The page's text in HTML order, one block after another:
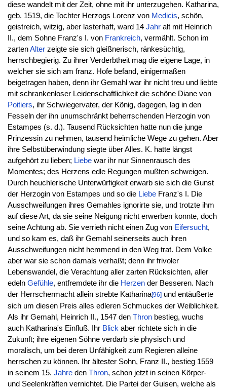
diese wandelt mit der Zeit, ohne mit ihr unterzugehen. Katharina,
geb. 1519, die Tochter Herzogs Lorenz von Medicis, schön,
geistreich, witzig, aber lasterhaft, ward 14 Jahralt mit Heinrich
II., dem Sohne Franz's I. von Frankreich, vermählt. Schon im
zartenAlterzeigte sie sich gleißnerisch, ränkesüchtig,
herrschbegierig. Zu ihrer Verderbtheit mag die eigene Lage, in
welcher sie sich am franz. Hofe befand, einigermaßen
beigetragen haben, denn ihr Gemahl war ihr nicht treu und liebte
mit schrankenloser Leidenschaftlichkeit die schöne Diane von
Poitiers, ihr Schwiegervater, der König, dagegen, lag in den
Fesseln der ihn unumschränkt beherrschenden Herzogin von
Estampes (s. d.). Tausend Rücksichten hatte nun die junge
Prinzessin zu nehmen, tausend heimliche Wege zu gehen. Aber
ihre Selbstüberwindung siegte über Alles. K. hatte längst
aufgehört zu lieben; Liebewar ihr nur Sinnenrausch des
Momentes; des Herzens edle Regungen mußten schweigen.
Durch heuchlerische Unterwürfigkeit erwarb sie sich die Gunst
der Herzogin von Estampes und so die LiebeFranz's I. Die
Ausschweifungen ihres Gemahles ignorirte sie, und trotzte ihm
auf diese Art, da sie seine Neigung nicht erwerben konnte, doch
seine Achtung ab. Sie verrieth nicht einen Zug von Eifersucht,
und so kam es, daß ihr Gemahl seinerseits auch ihren
Ausschweifungen nicht hemmend in den Weg trat. Dem Volke
aber war sie schon damals verhaßt; denn ihr frivoler
Lebenswandel, die Verachtung aller zarten Rücksichten, aller
edeln Gefühle, entfremdete ihr die Herzender Besseren. Nach
der Herrschermacht allein strebte Katharina[96]und entäußerte
sich um diesen Preis alles edleren Schmuckes der Weiblichkeit.
Als ihr Gemahl, Heinrich II., 1547 den Thronbestieg, wuchs
auch Katharina's Einfluß. Ihr Blick aber richtete sich in die
Zukunft; ihre eigenen Söhne verdarb sie physisch und
moralisch, um bei deren Unfähigkeit zum Regieren alleine
herrschen zu können. Ihr ältester Sohn, Franz II., bestieg 1559
in seinem 15. Jahreden Thron, schon jetzt in seinen Körper-
und Seelenkräften vernichtet. Die Partei der Guisen, welche als